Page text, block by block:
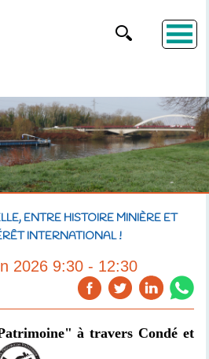
ENTRE HISTOIRE MINIÈRE ET
INTERNATIONAL !
2026 9:30 - 12:30
à travers Condé et